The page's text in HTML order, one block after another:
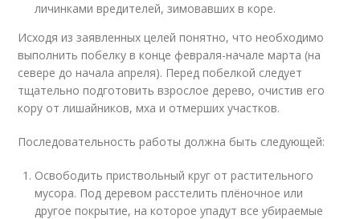
личинками вредителей, зимовавших в коре.
Исходя из заявленных целей понятно, что необходимо
выполнить побелку в конце февраля-начале марта (на
севере до начала апреля). Перед побелкой следует
тщательно подготовить взрослое дерево, очистив его
кору от лишайников, мха и отмерших участков.
Последовательность работы должна быть следующей:
Освободить приствольный круг от растительного
мусора. Под деревом расстелить плёночное или
другое покрытие, на которое упадут все убираемые